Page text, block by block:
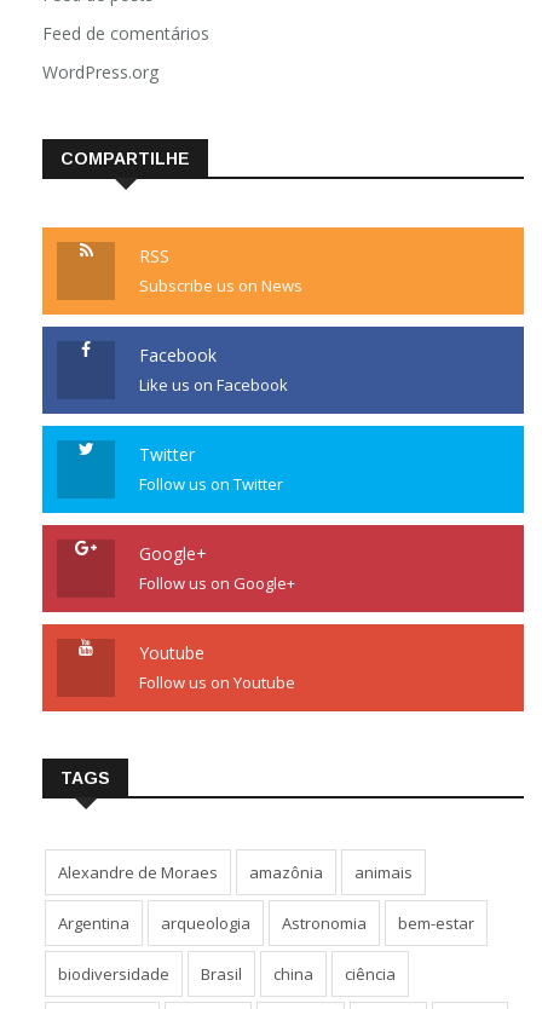
Feed de comentários
WordPress.org
COMPARTILHE
RSS
Subscribe us on News
Facebook
Like us on Facebook
Twitter
Follow us on Twitter
Google+
Follow us on Google+
Youtube
Follow us on Youtube
TAGS
Alexandre de Moraes amazônia animais
Argentina arqueologia Astronomia bem-estar
biodiversidade Brasil china ciência